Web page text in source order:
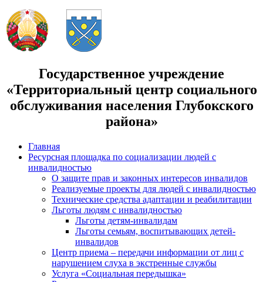
Государственное учреждение
«Территориальный центр социального
обслуживания населения Глубокского
района»
Главная
Ресурсная площадка по социализации людей с
инвалидностью
О защите прав и законных интересов инвалидов
Реализуемые проекты для людей с инвалидностью
Технические средства адаптации и реабилитации
Льготы людям с инвалидностью
Льготы детям-инвалидам
Льготы семьям, воспитывающих детей-
инвалидов
Центр приема – передачи информации от лиц с
нарушением слуха в экстренные службы
Услуга «Социальная передышка»